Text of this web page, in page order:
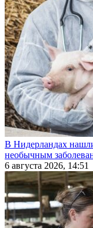
В Нидерландах
необычным
6 августа 2026, 14:51